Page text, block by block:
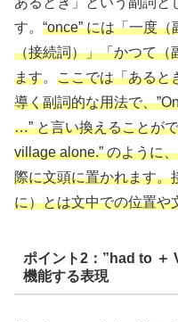
す。 “once” には「一度
（接続詞）」「かつて（
ます。 ここでは「あると
導く副詞的な用法で、
…” と言い換えることが
village alone.” のように
際に文頭に置かれます。
に）とは文中での位置や
ポイント2：”had to ＋
機能する表現